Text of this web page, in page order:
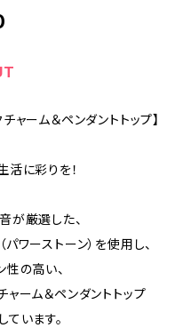
ャーム＆ペンダントトップ】
に彩りを！
厳選した、
ーストーン）を使用し、
の高い、
ーム＆ペンダントトップ
います。